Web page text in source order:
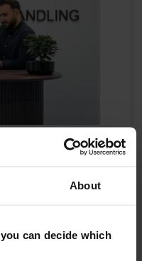
About
can decide which
épület, 2330